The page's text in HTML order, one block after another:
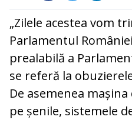
„Zilele acestea vom
Parlamentul
prealabilă a
se referă la
De asemenea
pe șenile, sistemele